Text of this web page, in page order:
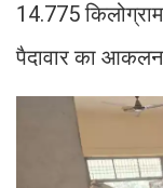
14.775
पैदावार का